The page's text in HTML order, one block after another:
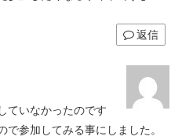
返信
ていなかったのです
参加してみる事にしました。